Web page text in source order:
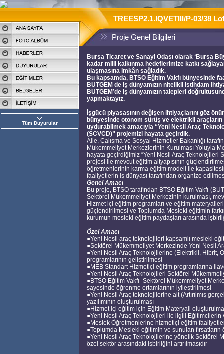
Tüm Duyurular
TREESP2.1.IQVETIII/P-03/38
Proje Genel Bilgileri
Bursa Ticaret ve Sanayi Odası olarak ‘Bursa
kadar milli kalkınma hedeflerimize katkı
ulaşmasına imkân sağladık.
Bu kapsamda, BTSO Eğitim Vakfı bünyesinde
BUTGEM de iş dünyamızın nitelikli istihdam
BUTGEM’de iş dünyamızın talepleri
yapmaktayız.
İşgücü piyasasının değişen ihtiyaçlarını göz
bünyesinde otonom sürüş ve elektrikli
uydurabilmek amacıyla “Yeni Nesil Araç
(SCVCD)” projemizi hayata geçirdik.
Aile, Çalışma ve Sosyal Hizmetler Bakanlığı
Mükemmeliyet Merkezlerinin Kurulması Yoluyla
hayata geçirdiğimiz “Yeni Nesil Araç Teknolojileri
projesi ile mevcut eğitim altyapısının
öğretmenlerinin karma eğitim modeli ile
faaliyetlerin iş dünyası tarafından organize
Genel Amacı
Bu proje, BTSO tarafından BTSO Eğitim Vakfı-
Sektörel Mükemmeliyet Merkezinin kurulması,
Hizmet içi eğitim programları ve eğitim
güçlendirilmesi ve Toplumda Mesleki eğitimin
kurumun mesleki eğitim paydaşları arasında
Özel Amacı
●Yeni Nesil araç teknolojileri kapsamlı mesleki
●Sektörel Mükemmeliyet Merkezinde Yeni Nesil
●Yeni Nesil Araç Teknolojilerine (Elektrikli, Hibrit,
programlarının geliştirilmesi
●MEB Standart Hizmetiçi eğitim programlarına
●Yeni Nesil Araç Teknolojileri Sektörel
●BTSO Eğitim Vakfı- Sektörel Mükemmeliyet
sayesinde öğrenme ortamlarının iyileştirilmesi
●Yeni Nesil Araç teknolojilerine ait (Artırılmış
yazılımının oluşturulması
●Hizmet içi eğitim için Eğitim Materyali
●Yeni Nesil Araç Teknolojileri ile ilgili Eğitimcilerin
●Meslek Öğretmenlerine hizmetiçi eğitim
●Toplumda Mesleki eğitimin ve sunulan fırsatların
●Yeni Nesil Araç Teknolojilerine yönelik Sektörel
özel sektör arasındaki işbirliğini artırılmasıdır